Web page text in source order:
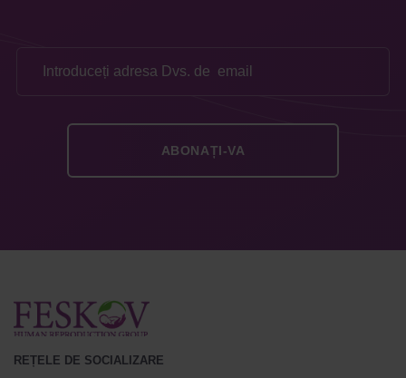
REȚELE DE SOCIALIZARE